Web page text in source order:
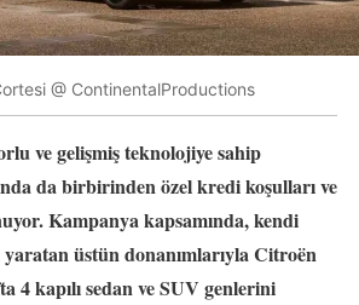
@ ContinentalProductions
ve gelişmiş teknolojiye sahip
da birbirinden özel kredi koşulları ve
Kampanya kapsamında, kendi
üstün donanımlarıyla Citroën
4 kapılı sedan ve SUV genlerini